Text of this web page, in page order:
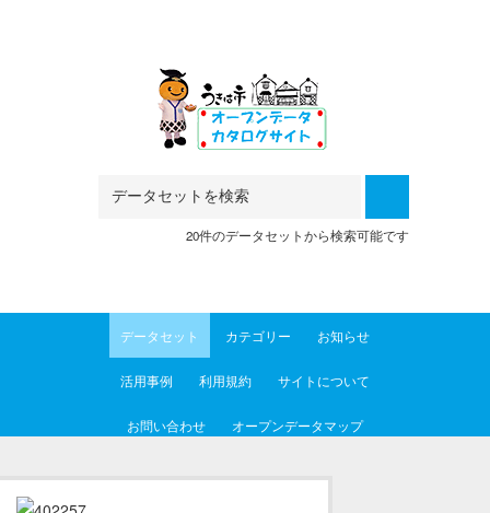
20件のデータセットから検索可能です
データセット カテゴリー お知らせ
活用事例 利用規約 サイトについて
お問い合わせ オープンデータマップ